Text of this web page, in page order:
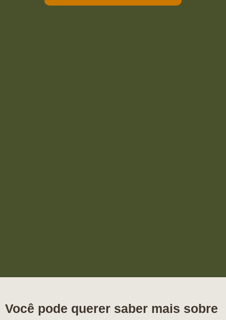
Você pode querer saber mais sobre